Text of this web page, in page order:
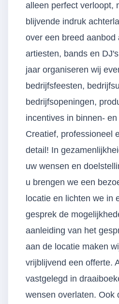
alleen perfect verloopt,
blijvende indruk
over een breed aanbod
artiesten, bands en
jaar organiseren wij
bedrijfsfeesten,
bedrijfsopeningen,
incentives in binnen-
Creatief, professioneel
detail! In
uw wensen en
u brengen we een
locatie en lichten we in
gesprek de
aanleiding van het
aan de locatie maken
vrijblijvend een offerte.
vastgelegd in
wensen overlaten. Ook